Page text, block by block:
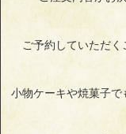
ご予約していただく
小物ケーキや焼菓子で